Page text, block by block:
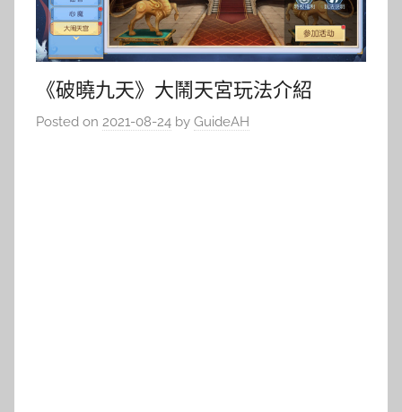
《破曉九天》大鬧天宮玩法介紹
Posted on 2021-08-24 by GuideAH